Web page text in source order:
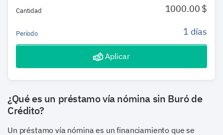
Cantidad 1000.00 $
Período 1 días
Aplicar
¿Qué es un préstamo vía nómina sin Buró de
Crédito?
Un préstamo vía nómina es un financiamiento que se